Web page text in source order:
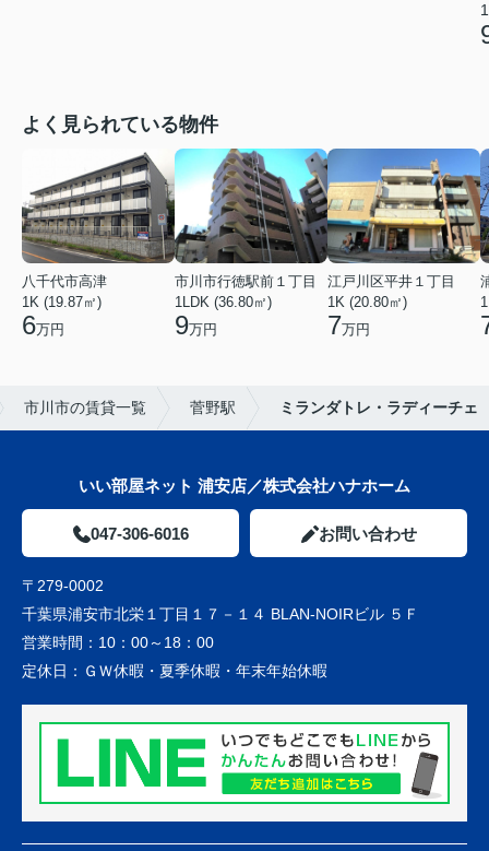
よく見られている物件
八千代市高津
1K (19.87㎡)
6万円
市川市行徳駅前１丁目
1LDK (36.80㎡)
9万円
江戸川区平井１丁目
1K (20.80㎡)
7万円
市川市の賃貸一覧 菅野駅 ミランダトレ・ラディーチェ
いい部屋ネット 浦安店／株式会社ハナホーム
047-306-6016 お問い合わせ
〒279-0002
千葉県浦安市北栄１丁目１７－１４ BLAN-NOIRビル ５Ｆ
営業時間： 10：00～18：00
定休日： ＧＷ休暇・夏季休暇・年末年始休暇